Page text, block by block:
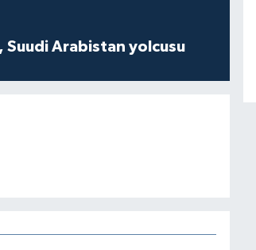
Suudi Arabistan yolcusu